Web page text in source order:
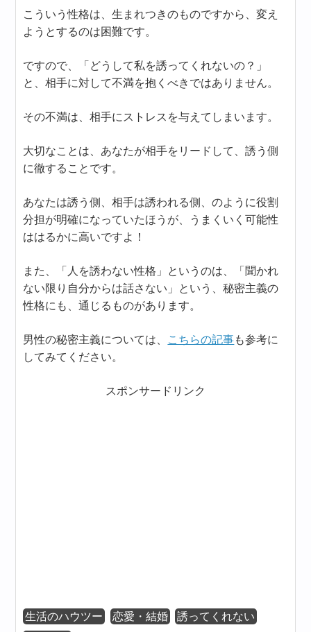
こういう性格は、生まれつきのものですから、変え
ようとするのは困難です。
ですので、「どうして私を誘ってくれないの？」
と、相手に対して不満を抱くべきではありません。
その不満は、相手にストレスを与えてしまいます。
大切なことは、あなたが相手をリードして、誘う側
に徹することです。
あなたは誘う側、相手は誘われる側、のように役割
分担が明確になっていたほうが、うまくいく可能性
ははるかに高いですよ！
また、「人を誘わない性格」というのは、「聞かれ
ない限り自分からは話さない」という、秘密主義の
性格にも、通じるものがあります。
男性の秘密主義については、 こちらの記事も参考に
してみてください。
スポンサードリンク
生活のハウツー 恋愛・結婚
誘ってくれない